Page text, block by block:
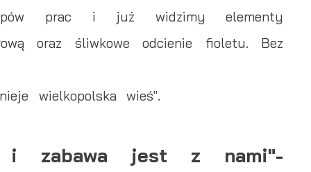
prac i już widzimy elementy
oraz śliwkowe odcienie fioletu. Bez
wielkopolska wieś".
i zabawa jest z nami"-